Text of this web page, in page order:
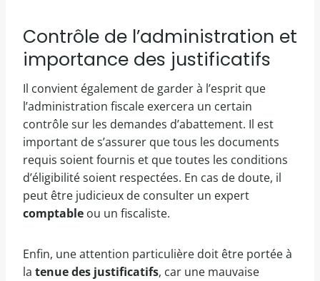
Contrôle de l’administration et
importance des justificatifs
Il convient également de garder à l’esprit que
l’administration fiscale exercera un certain
contrôle sur les demandes d’abattement. Il est
important de s’assurer que tous les documents
requis soient fournis et que toutes les conditions
d’éligibilité soient respectées. En cas de doute, il
peut être judicieux de consulter un expert
comptable ou un fiscaliste.
Enfin, une attention particulière doit être portée à
la tenue des justificatifs, car une mauvaise